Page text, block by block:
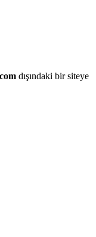
dışındaki bir siteye